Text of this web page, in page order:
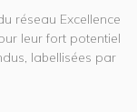
réseau Excellence
leur fort potentiel
labellisées par